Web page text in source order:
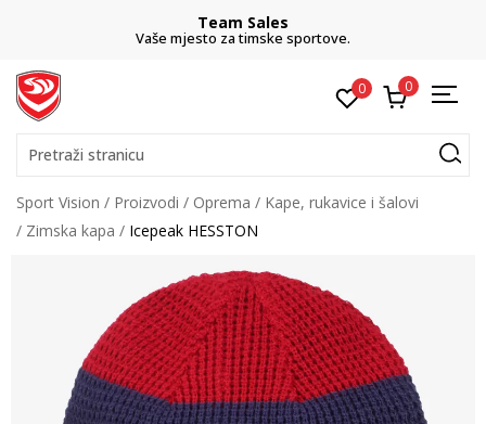
Team Sales
Vaše mjesto za timske sportove.
0 0
Pretraži stranicu
Sport Vision Proizvodi Oprema
Kape, rukavice i šalovi
Zimska kapa
Icepeak HESSTON